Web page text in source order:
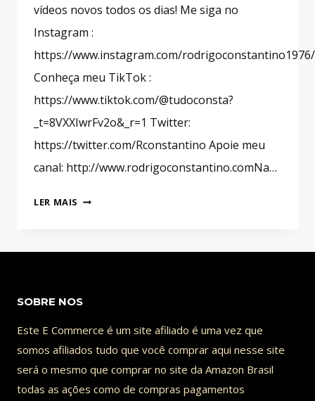
vídeos novos todos os dias! Me siga no
Instagram :
https://www.instagram.com/rodrigoconstantino1976/
Conheça meu TikTok :
https://www.tiktok.com/@tudoconsta?
_t=8VXXIwrFv2o&_r=1 Twitter:
https://twitter.com/Rconstantino Apoie meu
canal: http://www.rodrigoconstantino.comNa…
LER MAIS #SHORTS
HISTÓRIA
MODERADO
SOBRE NOS
Este E Commerce é um site afiliado é uma vez que
somos afiliados tudo que você comprar aqui nesse site
será o mesmo que comprar no site da Amazon Brasil
todas as ações como de compras pagamentos